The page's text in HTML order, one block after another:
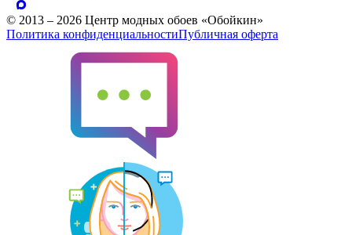
© 2013 – 2026 Центр модных обоев «Обойкин»
Политика конфиденциальностиПубличная оферта